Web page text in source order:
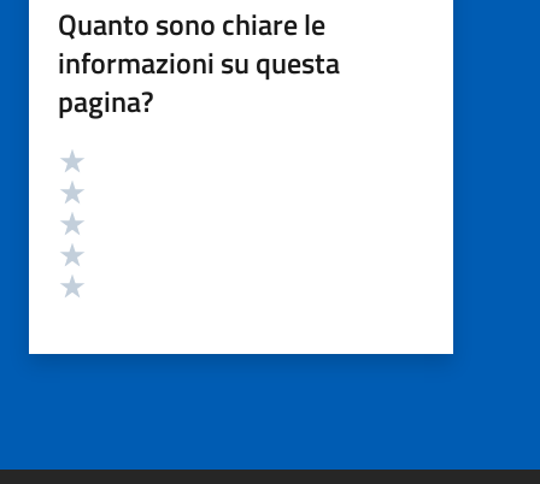
Quanto sono chiare le
informazioni su questa
pagina?
Valutazione